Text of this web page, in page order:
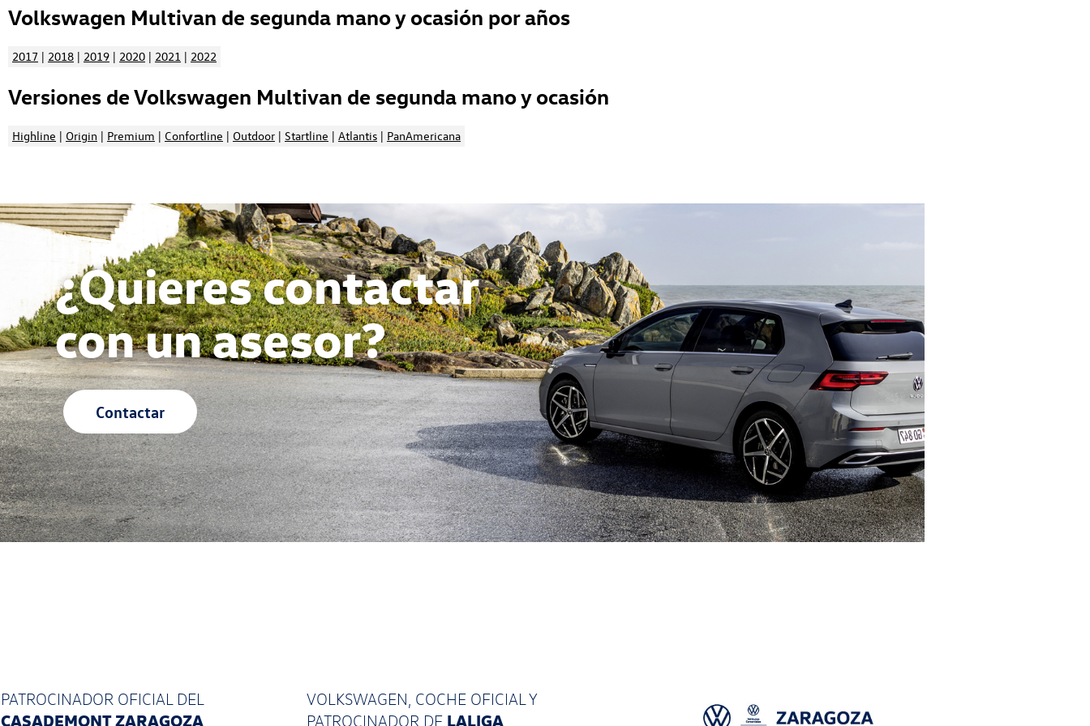
Volkswagen Multivan de segunda mano y ocasión por años
2017 | 2018 | 2019 | 2020 | 2021 | 2022
Versiones de Volkswagen Multivan de segunda mano y ocasión
Highline | Origin | Premium | Confortline | Outdoor | Startline | Atlantis | PanAmericana
¿Quieres contactar
con un asesor?
Contactar
PATROCINADOR OFICIAL DEL
CASADEMONT ZARAGOZA
VOLKSWAGEN, COCHE OFICIAL Y
PATROCINADOR DE LALIGA